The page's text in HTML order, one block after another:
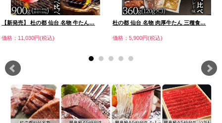
【新発売】 杜の都 仙台 名物 牛たん…
価格：11,030円(税込)
杜の都 仙台 名物 肉厚牛たん 三種食…
価格：5,900円(税込)